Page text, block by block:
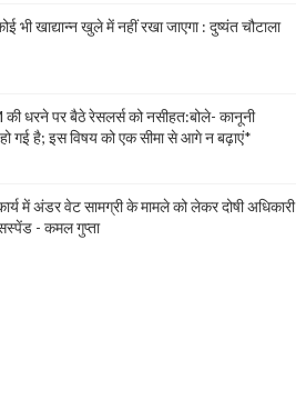
भी खाद्यान्न खुले में नहीं रखा जाएगा : दुष्यंत चौटाला
की धरने पर बैठे रेसलर्स को नसीहत:बोले- कानूनी
गई है; इस विषय को एक सीमा से आगे न बढ़ाएं*
में अंडर वेट सामग्री के मामले को लेकर दोषी अधिकारी
- कमल गुप्ता